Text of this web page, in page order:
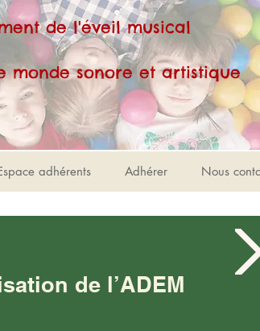
de l'éveil musical
et artistique
adhérents Adhérer Nous
de l’ADEM